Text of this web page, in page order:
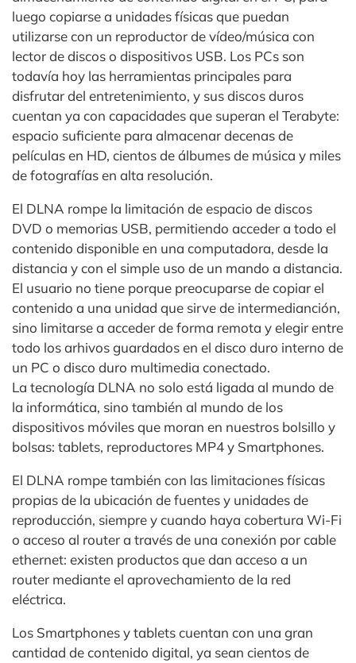
luego copiarse a unidades físicas que puedan
utilizarse con un reproductor de vídeo/música con
lector de discos o dispositivos USB. Los PCs son
todavía hoy las herramientas principales para
disfrutar del entretenimiento, y sus discos duros
cuentan ya con capacidades que superan el Terabyte:
espacio suficiente para almacenar decenas de
películas en HD, cientos de álbumes de música y miles
de fotografías en alta resolución.
El DLNA rompe la limitación de espacio de discos
DVD o memorias USB, permitiendo acceder a todo el
contenido disponible en una computadora, desde la
distancia y con el simple uso de un mando a distancia.
El usuario no tiene porque preocuparse de copiar el
contenido a una unidad que sirve de intermedianción,
sino limitarse a acceder de forma remota y elegir entre
todo los arhivos guardados en el disco duro interno de
un PC o disco duro multimedia conectado.
La tecnología DLNA no solo está ligada al mundo de
la informática, sino también al mundo de los
dispositivos móviles que moran en nuestros bolsillo y
bolsas: tablets, reproductores MP4 y Smartphones.
El DLNA rompe también con las limitaciones físicas
propias de la ubicación de fuentes y unidades de
reproducción, siempre y cuando haya cobertura Wi-Fi
o acceso al router a través de una conexión por cable
ethernet: existen productos que dan acceso a un
router mediante el aprovechamiento de la red
eléctrica.
Los Smartphones y tablets cuentan con una gran
cantidad de contenido digital, ya sean cientos de